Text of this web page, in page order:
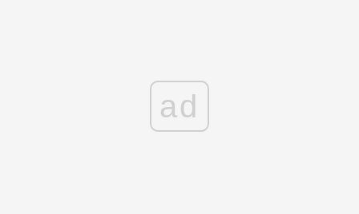
ad